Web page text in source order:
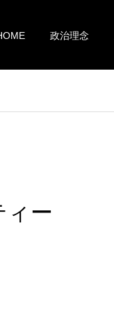
政治理念
ィー